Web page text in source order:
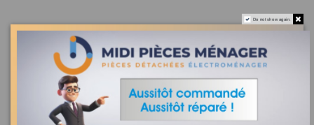
Les clients qui ont acheté ce produit ont également acheté :
Do not show again.